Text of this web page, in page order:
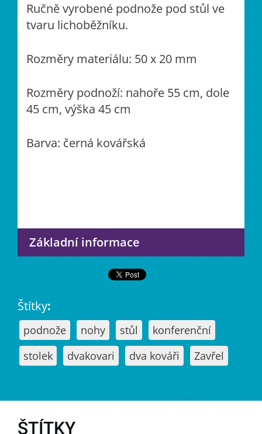
Ručně vyrobené podnože pod stůl ve
tvaru lichoběžníku.
Rozměry materiálu: 50 x 20 mm
Rozměry podnoží: nahoře 55 cm, dole
45 cm, výška 45 cm
Barva: černá kovářská
Základní informace
Štítky:
podnože nohy stůl
konferenční
stolek
dvakovari dva kováři Zavřel
ŠTÍTKY